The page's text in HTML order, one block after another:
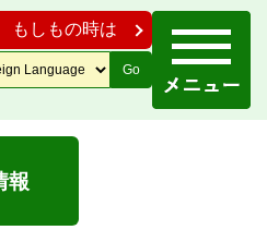
もしもの時は
Go
報